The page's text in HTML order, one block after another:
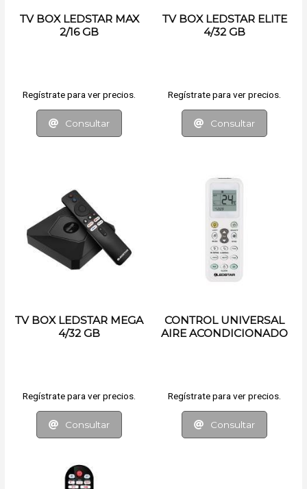
TV BOX LEDSTAR MAX
2/16 GB
Regístrate para ver precios.
Consultar
TV BOX LEDSTAR ELITE
4/32 GB
Regístrate para ver precios.
Consultar
TV BOX LEDSTAR MEGA
4/32 GB
Regístrate para ver precios.
Consultar
CONTROL UNIVERSAL
AIRE ACONDICIONADO
Regístrate para ver precios.
Consultar